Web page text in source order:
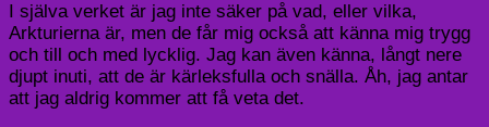
I själva verket är jag inte säker på vad, eller vilka,
Arkturierna är, men de får mig också att känna mig trygg
och till och med lycklig. Jag kan även känna, långt nere
djupt inuti, att de är kärleksfulla och snälla. Åh, jag antar
att jag aldrig kommer att få veta det.